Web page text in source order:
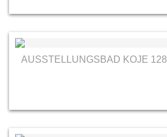
AUSSTELLUNGSBAD KOJE 128